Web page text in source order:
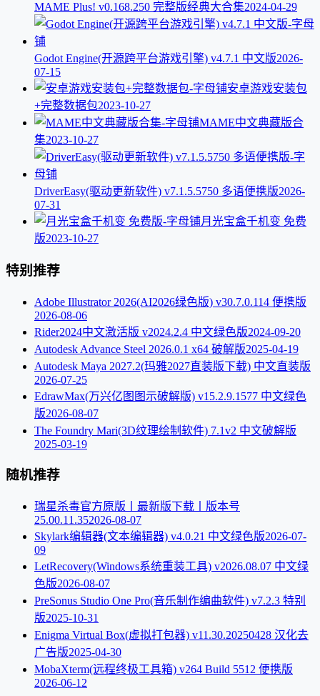
MAME Plus! v0.168.250 完整版经典大合集2024-04-29
Godot Engine(开源跨平台游戏引擎) v4.7.1 中文版2026-
07-15
安卓游戏安装包
+完整数据包2023-10-27
MAME中文典藏版合
集2023-10-27
DriverEasy(驱动更新软件) v7.1.5.5750 多语便携版2026-
07-31
月光宝盒千机变 免费
版2023-10-27
特别推荐
Adobe Illustrator 2026(AI2026绿色版) v30.7.0.114 便携版
2026-08-06
Rider2024中文激活版 v2024.2.4 中文绿色版2024-09-20
Autodesk Advance Steel 2026.0.1 x64 破解版2025-04-19
Autodesk Maya 2027.2(玛雅2027直装版下载) 中文直装版
2026-07-25
EdrawMax(万兴亿图图示破解版) v15.2.9.1577 中文绿色
版2026-08-07
The Foundry Mari(3D纹理绘制软件) 7.1v2 中文破解版
2025-03-19
随机推荐
瑞星杀毒官方原版丨最新版下载丨版本号
25.00.11.352026-08-07
Skylark编辑器(文本编辑器) v4.0.21 中文绿色版2026-07-
09
LetRecovery(Windows系统重装工具) v2026.08.07 中文绿
色版2026-08-07
PreSonus Studio One Pro(音乐制作编曲软件) v7.2.3 特别
版2025-10-31
Enigma Virtual Box(虚拟打包器) v11.30.20250428 汉化去
广告版2025-04-30
MobaXterm(远程终极工具箱) v264 Build 5512 便携版
2026-06-12